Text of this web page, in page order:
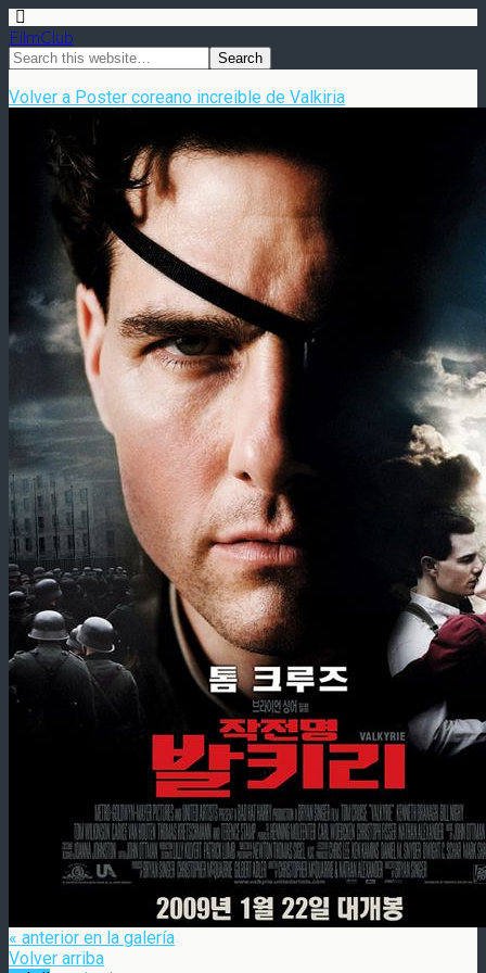
FilmClub
Volver a Poster coreano increible de Valkiria
« anterior en la galería
Volver arriba